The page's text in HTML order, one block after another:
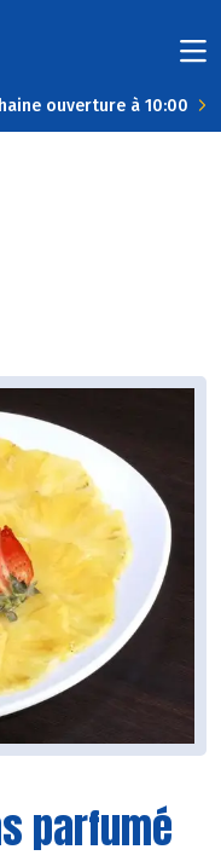
ouverture à 10:00
parfumé